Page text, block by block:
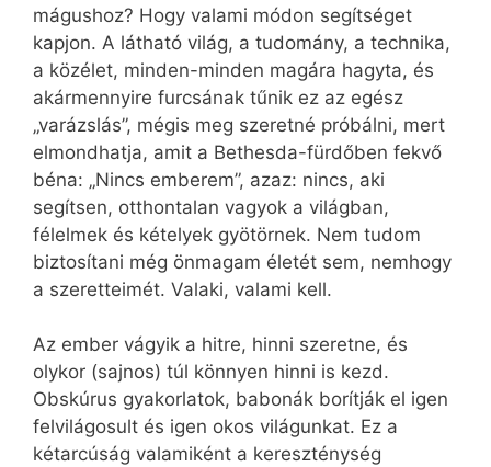
mágushoz? Hogy valami módon segítséget
kapjon. A látható világ, a tudomány, a technika,
a közélet, minden-minden magára hagyta, és
akármennyire furcsának tűnik ez az egész
„varázslás”, mégis meg szeretné próbálni, mert
elmondhatja, amit a Bethesda-fürdőben fekvő
béna: „Nincs emberem”, azaz: nincs, aki
segítsen, otthontalan vagyok a világban,
félelmek és kételyek gyötörnek. Nem tudom
biztosítani még önmagam életét sem, nemhogy
a szeretteimét. Valaki, valami kell.
Az ember vágyik a hitre, hinni szeretne, és
olykor (sajnos) túl könnyen hinni is kezd.
Obskúrus gyakorlatok, babonák borítják el igen
felvilágosult és igen okos világunkat. Ez a
kétarcúság valamiként a kereszténység